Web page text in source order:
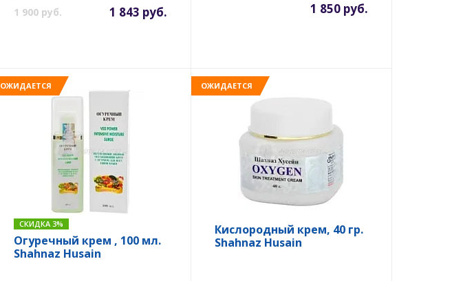
1 900 руб. 1 843 руб. 1 850 руб.
ОЖИДАЕТСЯ
СКИДКА 3%
Огуречный крем , 100 мл.
Shahnaz Husain
ОЖИДАЕТСЯ
Кислородный крем, 40 гр.
Shahnaz Husain